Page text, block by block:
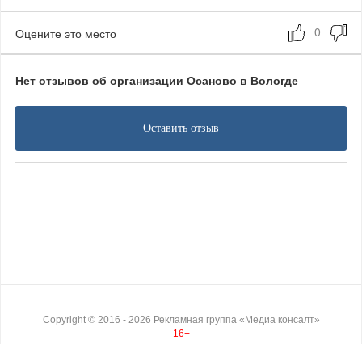
Оцените это место
Нет отзывов об организации Осаново в Вологде
Оставить отзыв
Copyright © 2016 - 2026 Рекламная группа «Медиа консалт»
16+